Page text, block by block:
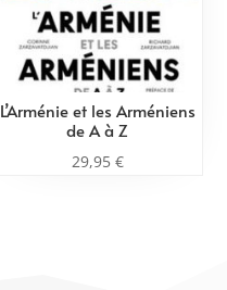
L’Arménie et les Arméniens
de A à Z
29,95 €